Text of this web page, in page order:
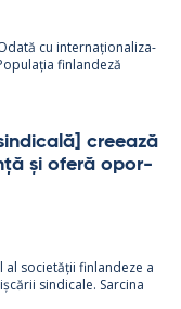
cu in­ter­națio­na­liza­
fin­lan­deză
cree­ază
și oferă opor­
al societății fin­lan­deze a
sin­dicale. Sarcina